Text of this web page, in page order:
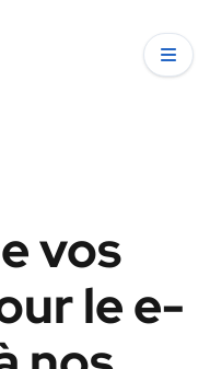
vos
le e-